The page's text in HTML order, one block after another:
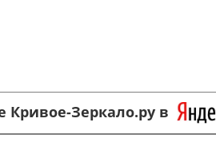
Кривое-Зеркало.ру в